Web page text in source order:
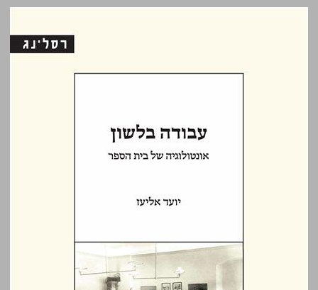
עבודה בלשון: אונטולוגיה של בית הספר ... 0